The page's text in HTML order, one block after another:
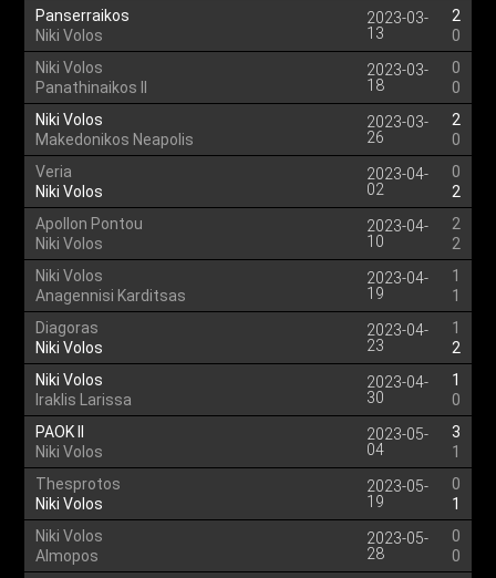
Panserraikos
Niki Volos
2023-03-
13
2
0
Niki Volos
Panathinaikos II
2023-03-
18
0
0
Niki Volos
Makedonikos Neapolis
2023-03-
26
2
0
Veria
Niki Volos
2023-04-
02
0
2
Apollon Pontou
Niki Volos
2023-04-
10
2
2
Niki Volos
Anagennisi Karditsas
2023-04-
19
1
1
Diagoras
Niki Volos
2023-04-
23
1
2
Niki Volos
Iraklis Larissa
2023-04-
30
1
0
PAOK II
Niki Volos
2023-05-
04
3
1
Thesprotos
Niki Volos
2023-05-
19
0
1
Niki Volos
Almopos
2023-05-
28
0
0